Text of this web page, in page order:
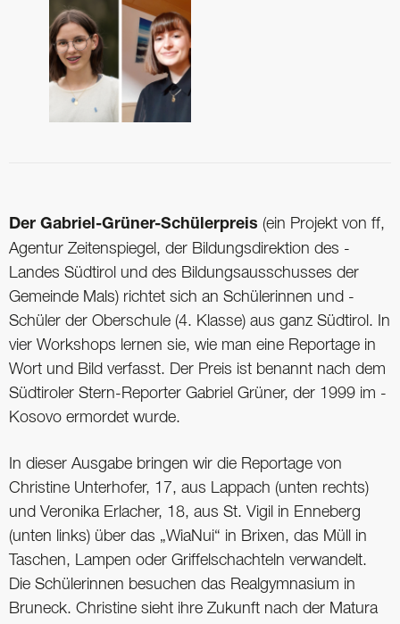
Der Gabriel-Grüner-Schülerpreis (ein ­Projekt von ff,
Agentur ­Zeitenspiegel, der ­Bildungsdirektion des ­
Landes Südtirol und des Bildungsausschusses der
Gemeinde Mals) richtet sich an ­Schülerinnen und ­
Schüler der Oberschule (4. Klasse) aus ganz Südtirol. In
vier Workshops lernen sie, wie man eine Reportage in
Wort und Bild verfasst. Der Preis ist benannt nach dem
Südtiroler Stern-­Reporter ­Gabriel Grüner, der 1999 im ­
Kosovo ermordet ­wurde.
In dieser Ausgabe bringen wir die ­Reportage von
Christine Unterhofer, 17, aus Lappach (unten rechts)
und Veronika Erlacher, 18, aus St. Vigil in Enneberg
(unten links) über das „WiaNui“ in Brixen, das Müll in
Taschen, Lampen oder Griffelschachteln ver­wandelt.
Die Schülerinnen besuchen das Real­gymnasium in
Bruneck. Christine sieht ihre Zukunft nach der Matura